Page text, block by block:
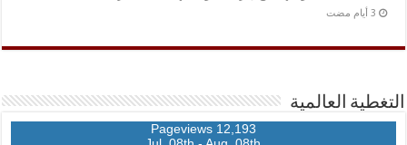
التغطية العالمية
12,193 Pageviews